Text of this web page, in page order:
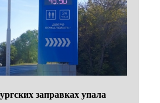
заправках упала